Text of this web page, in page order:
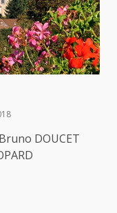
DOUCET